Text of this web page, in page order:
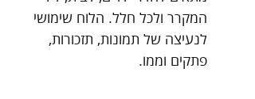
המקרר ולכל חלל. הלוח שימושי
לנעיצה של תמונות, תזכורות,
פתקים וממו.